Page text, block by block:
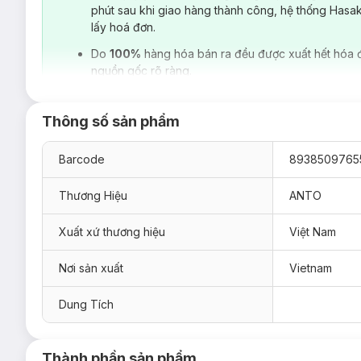
Là sản phẩm củaAnto- thương hiệu Việt Nam chuyên sản
thương". Với mong muốn giúp trẻ em Việt Nam có một
nghiên cứu phát triển các sản phẩm đồ chơi giáo dục, đồ
chơi an toàn,Antogiúp bé phát triển toàn diện về khả
sáng tạo.
Các sản phẩm mang thương hiệu Anto được sản xuất từ
Đội Kỹ Sư Tài Banay đã có mặt tại
phút sau khi giao hàng thành công, hệ thống
lấy hoá đơn.
Do 100% hàng hóa bán ra đều được xuất hết hóa
nguồn gốc rõ ràng.
Thông số sản phẩm
Barcode
Thương Hiệu ANTO
Xuất xứ thương hiệu Việt Nam
Nơi sản xuất Vietnam
Dung Tích